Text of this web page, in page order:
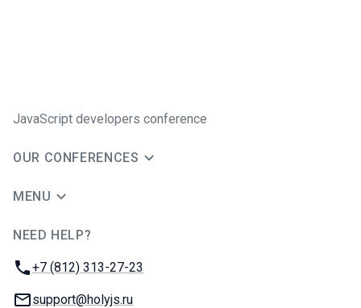
JavaScript developers conference
OUR CONFERENCES
MENU
NEED HELP?
Phone:
+7 (812) 313-27-23
Email:
support@holyjs.ru